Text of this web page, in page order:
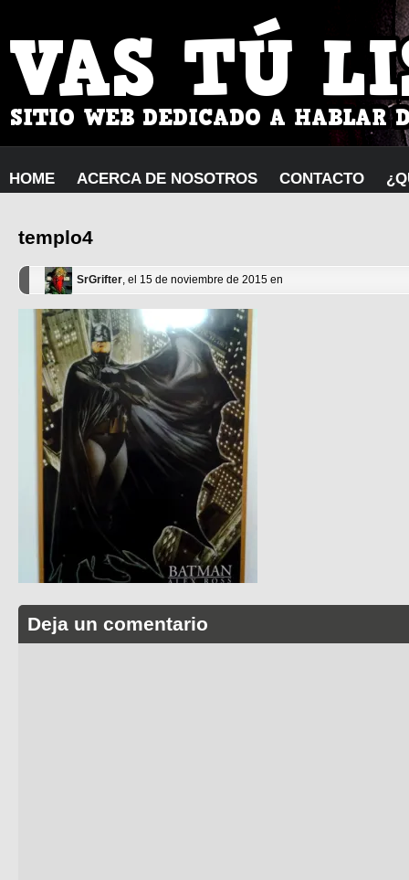
HOME ACERCA DE NOSOTROS CONTACTO
templo4
SrGrifter, el 15 de noviembre de 2015 en
Deja un comentario